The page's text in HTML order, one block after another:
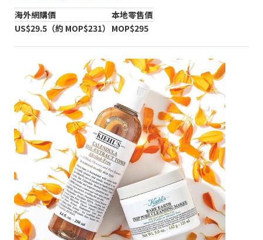
海外網購價
本地零售價
US$29.5（約 MOP$231） MOP$295